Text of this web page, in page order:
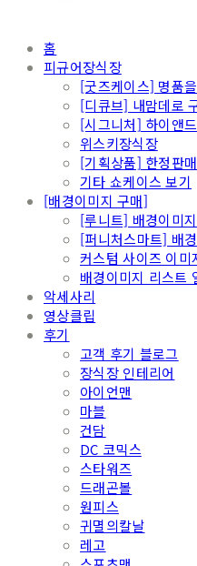
홈
피규어장식장
[굿즈케이스] 명품
[디큐브] 내맘데로
[시그니처] 하이앤
위스키장식장
[기획상품] 한정판
기타 쇼케이스 보기
[배경이미지 구매]
[루니트] 배경이미
[퍼니처스마트] 배
커스텀 사이즈 이미
배경이미지 리스트
악세사리
영상클립
후기
고객 후기 블로그
장식장 인테리어
아이언맨
마블
건담
DC 코믹스
스타워즈
드래곤볼
원피스
귀멸의칼날
레고